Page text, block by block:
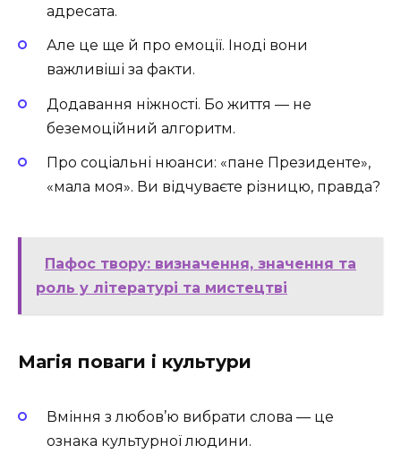
адресата.
Але це ще й про емоції. Іноді вони
важливіші за факти.
Додавання ніжності. Бо життя — не
беземоційний алгоритм.
Про соціальні нюанси: «пане Президенте»,
«мала моя». Ви відчуваєте різницю, правда?
Пафос твору: визначення, значення та
роль у літературі та мистецтві
Магія поваги і культури
Вміння з любов’ю вибрати слова — це
ознака культурної людини.